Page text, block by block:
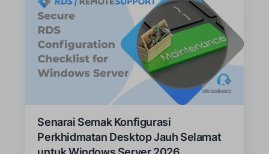
Senarai Semak Konfigurasi
Perkhidmatan Desktop Jauh Selamat